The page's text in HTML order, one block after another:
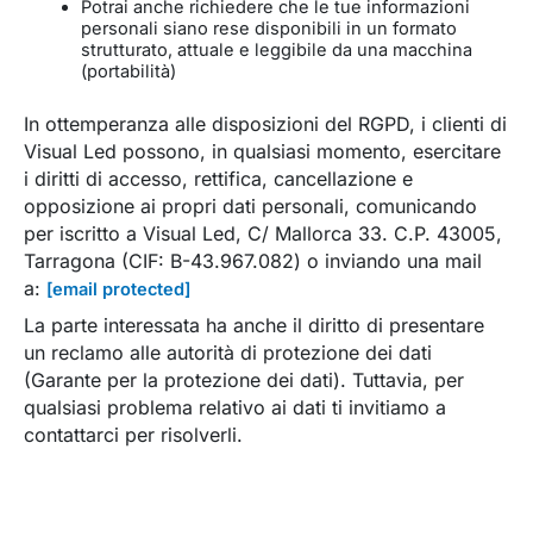
Potrai anche richiedere che le tue informazioni
personali siano rese disponibili in un formato
strutturato, attuale e leggibile da una macchina
(portabilità)
In ottemperanza alle disposizioni del RGPD, i clienti di
Visual Led possono, in qualsiasi momento, esercitare
i diritti di accesso, rettifica, cancellazione e
opposizione ai propri dati personali, comunicando
per iscritto a Visual Led, C/ Mallorca 33. C.P. 43005,
Tarragona (CIF: B-43.967.082) o inviando una mail
a: [email protected]
La parte interessata ha anche il diritto di presentare
un reclamo alle autorità di protezione dei dati
(Garante per la protezione dei dati). Tuttavia, per
qualsiasi problema relativo ai dati ti invitiamo a
contattarci per risolverli.